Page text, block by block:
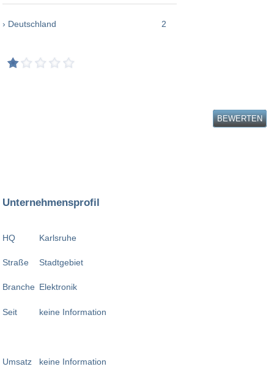
› Deutschland 2
BEWERTEN
Unternehmensprofil
HQ
Straße
Branche
Seit
Umsatz
Karlsruhe
Stadtgebiet
Elektronik
keine Information
keine Information